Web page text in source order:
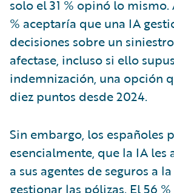
solo el 31 % opinó lo mismo.
% aceptaría que una IA
decisiones sobre un
afectase, incluso si ello
indemnización, una opción
diez puntos desde 2024.
Sin embargo, los españoles
esencialmente, que la IA les
a sus agentes de seguros a
gestionar las pólizas. El 56